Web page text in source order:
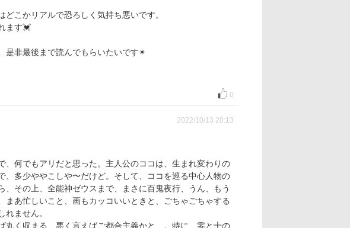
こかリアルで恐ろしく気持ち悪いです。
ます💓
是非最後まで読んでもらいたいです✴
0
2022/10/13 20:13
何でもアリだと思った。主人公のココは、生まれ変わりの
、多少ややこしや〜だけど。そして、ココを巡る中心人物の
その上、全能神ゼウスまで、まさに百鬼夜行、うん、もう
あ忙しいこと、画もカッコいいときと、ごちゃごちゃする
ません。
く収まる、悪く言えばご都合主義かと…。特に、零と十の